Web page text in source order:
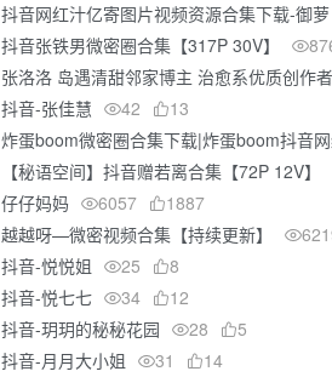
抖音网红汁亿寄图片视频资源合集下载-御萝
抖音张铁男微密圈合集【317P 30V】
张洛洛 岛遇清甜邻家博主 治愈系优质创作者
抖音-张佳慧 42
13
炸蛋boom微密圈合集下载|炸蛋boom抖音
【秘语空间】抖音赠若离合集【72P 12V】
仔仔妈妈 6057
1887
越越呀—微密视频合集【持续更新】
抖音-悦悦姐 25
8
抖音-悦七七 34
12
抖音-玥玥的秘秘花园 28
5
抖音-月月大小姐 31
14